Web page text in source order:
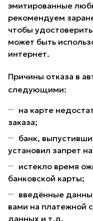
эмитированные
рекомендуем
чтобы
может быть
интернет.
Причины отказа в
следующими:
на карте
заказа;
банк,
установил запрет
истекло время
банковской карты;
введённые
вами на платежной
данных и т.д.